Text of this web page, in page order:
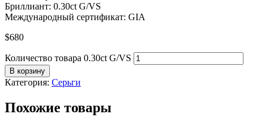
Бриллиант: 0.30ct G/VS
Международный сертификат: GIA
$680
Количество товара 0.30ct G/VS
В корзину
Категория: Серьги
Похожие товары